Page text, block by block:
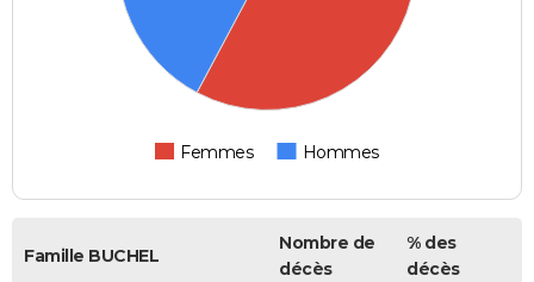
Femmes Hommes
Famille BUCHEL
Nombre de
décès
% des
décès